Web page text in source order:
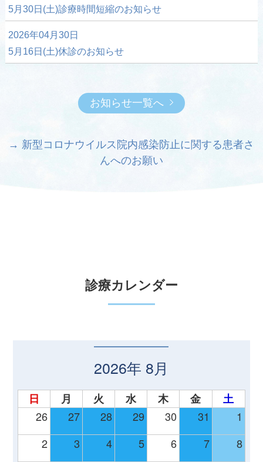
5月30日(土)診療時間短縮のお知らせ
2026年04月30日
5月16日(土)休診のお知らせ
お知らせ一覧へ
→ 新型コロナウイルス院内感染防止に関する患者さ
んへのお願い
診療カレンダー
2026年 8月
日 月 火 水 木 金
土
26
27 28 29 30 31
1
2
3 4 5 6 7
8